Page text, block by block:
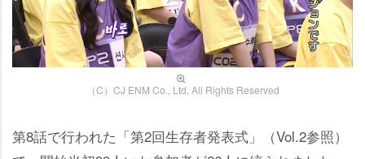
（C）CJ ENM Co., Ltd, All Rights Reserved
第8話で行われた「第2回生存者発表式」（Vol.2参照）